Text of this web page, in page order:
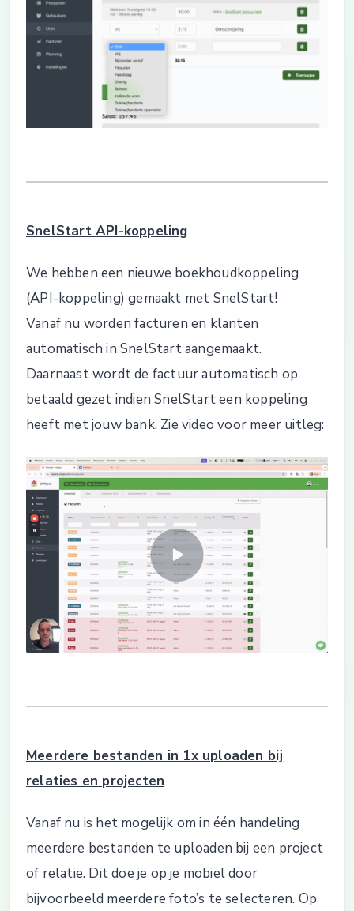
SnelStart API-koppeling
We hebben een nieuwe boekhoudkoppeling
(API-koppeling) gemaakt met SnelStart!
Vanaf nu worden facturen en klanten
automatisch in SnelStart aangemaakt.
Daarnaast wordt de factuur automatisch op
betaald gezet indien SnelStart een koppeling
heeft met jouw bank. Zie video voor meer uitleg:
Meerdere bestanden in 1x uploaden bij
relaties en projecten
Vanaf nu is het mogelijk om in één handeling
meerdere bestanden te uploaden bij een project
of relatie. Dit doe je op je mobiel door
bijvoorbeeld meerdere foto’s te selecteren. Op